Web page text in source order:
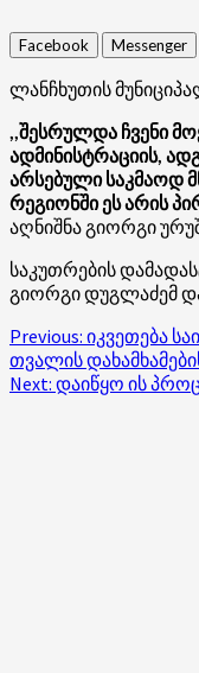
Facebook Messenger
ლანჩხუთის
,,შესრულდა ჩვენი
ადმინისტრაციის,
არსებული საკმაოდ
რეგიონში ეს არის
აღნიშნა გიორგი
საკუთრების
გიორგი დუგლაძემ
Post
navigation
Previous: იკვეთება
თვალის
Next: დაიწყო ის